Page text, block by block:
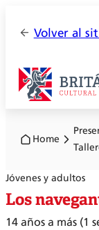
Volver al
Home
Jóvenes y adultos
Los
14 años a más (1